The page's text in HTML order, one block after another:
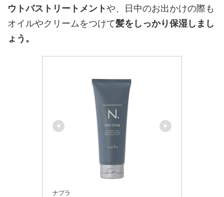
ウトバストリートメントや、日中のお出かけの際も
オイルやクリームをつけて髪をしっかり保湿しまし
ょう。
ナプラ